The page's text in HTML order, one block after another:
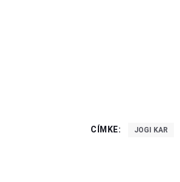
CÍMKE: JOGI KAR